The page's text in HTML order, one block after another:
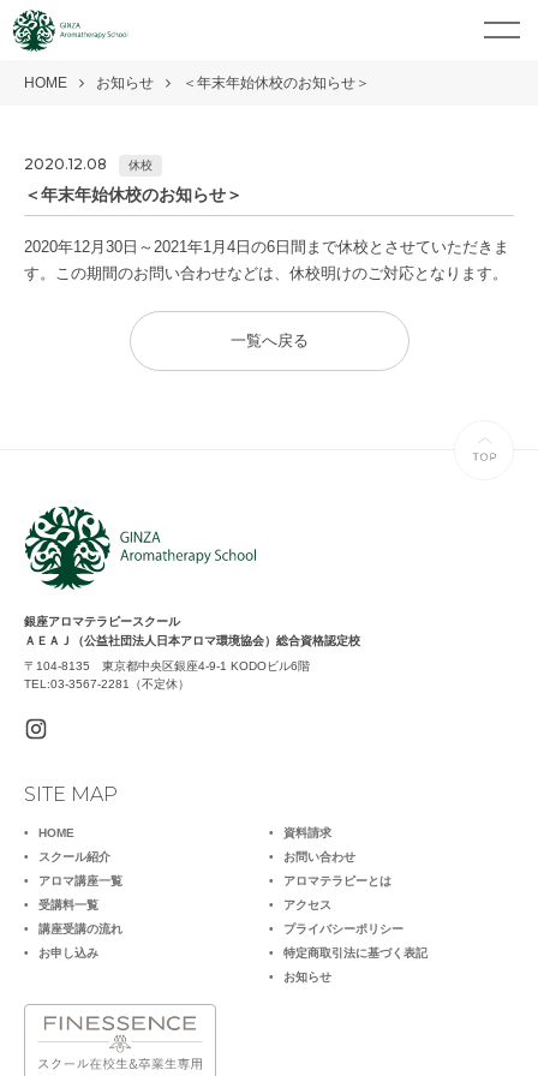
HOME お知らせ ＜年末年始休校のお知らせ＞
2020.12.08 休校
＜年末年始休校のお知らせ＞
2020年12月30日～2021年1月4日の6日間まで休校とさせていただきま
す。この期間のお問い合わせなどは、休校明けのご対応となります。
一覧へ戻る
銀座アロマテラピースクール
ＡＥＡＪ（公益社団法人日本アロマ環境協会）総合資格認定校
〒104-8135 東京都中央区銀座4-9-1 KODOビル6階
TEL:03-3567-2281（不定休）
SITE MAP
HOME
スクール紹介
アロマ講座一覧
受講料一覧
講座受講の流れ
お申し込み
資料請求
お問い合わせ
アロマテラピーとは
アクセス
プライバシーポリシー
特定商取引法に基づく表記
お知らせ